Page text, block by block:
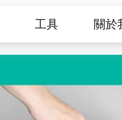
工具 關於